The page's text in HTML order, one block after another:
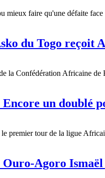
mieux faire qu'une défaite
du Togo reçoit
la Confédération Africaine
un doublé
premier tour de la ligue
Agoro Ismaël